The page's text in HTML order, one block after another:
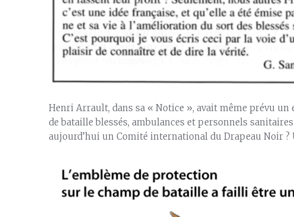
Henri Arrault, dans sa « Notice », avait même prévu
de bataille blessés, ambulances et personnels
aujourd’hui un Comité international du Drapeau Noir ?